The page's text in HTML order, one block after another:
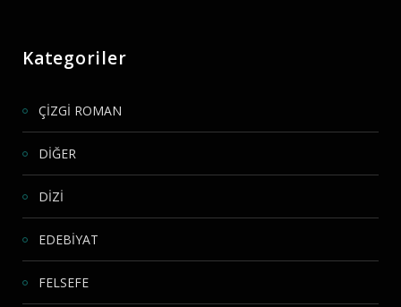
Kategoriler
ÇİZGİ ROMAN
DİĞER
DİZİ
EDEBİYAT
FELSEFE